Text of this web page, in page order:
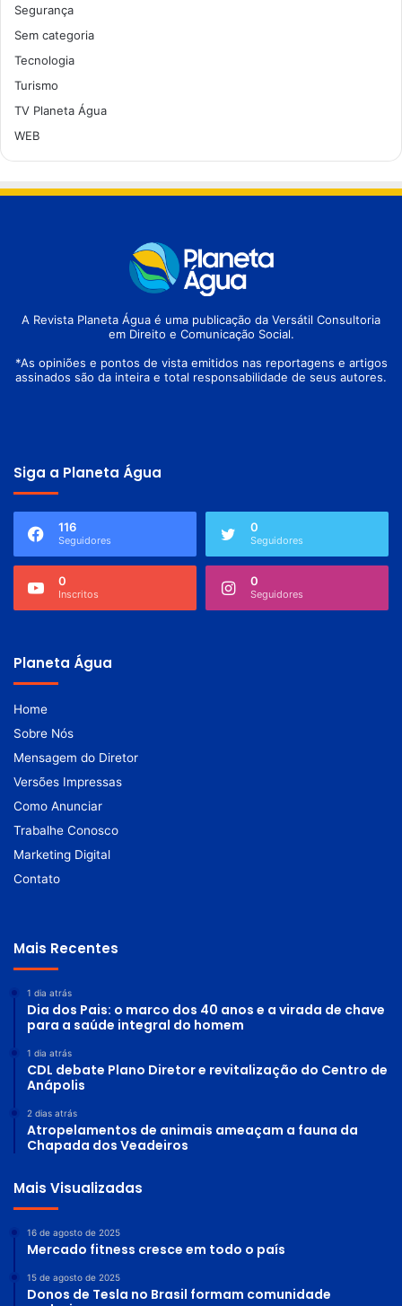
Segurança
Sem categoria
Tecnologia
Turismo
TV Planeta Água
WEB
A Revista Planeta Água é uma publicação da Versátil Consultoria
em Direito e Comunicação Social.
*As opiniões e pontos de vista emitidos nas reportagens e artigos
assinados são da inteira e total responsabilidade de seus autores.
Siga a Planeta Água
116
Seguidores
0
Seguidores
0
Inscritos
0
Seguidores
Planeta Água
Home
Sobre Nós
Mensagem do Diretor
Versões Impressas
Como Anunciar
Trabalhe Conosco
Marketing Digital
Contato
Mais Recentes
1 dia atrás
Dia dos Pais: o marco dos 40 anos e a virada de chave
para a saúde integral do homem
1 dia atrás
CDL debate Plano Diretor e revitalização do Centro de
Anápolis
2 dias atrás
Atropelamentos de animais ameaçam a fauna da
Chapada dos Veadeiros
Mais Visualizadas
16 de agosto de 2025
Mercado fitness cresce em todo o país
15 de agosto de 2025
Donos de Tesla no Brasil formam comunidade